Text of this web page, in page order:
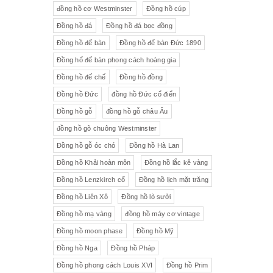
đồng hồ cơ Westminster Đồng hồ cúp
Đồng hồ đá Đồng hồ đá bọc đồng
Đồng hồ để bàn Đồng hồ để bàn Đức 1890
Đồng hổ để bàn phong cách hoàng gia
Đồng hồ đế chế Đồng hồ đồng
Đồng hồ Đức đồng hồ Đức cổ điển
Đồng hồ gỗ đồng hồ gỗ châu Âu
đồng hồ gõ chuông Westminster
Đồng hồ gỗ óc chó Đồng hồ Hà Lan
Đồng hồ Khải hoàn môn Đồng hồ lắc kê vàng
Đồng hồ Lenzkirch cổ Đồng hồ lịch mặt trăng
Đồng hồ Liên Xô Đồng hồ lò sưởi
Đồng hồ mạ vàng đồng hồ máy cơ vintage
Đồng hồ moon phase Đồng hồ Mỹ
Đồng hồ Nga Đồng hồ Pháp
Đồng hồ phong cách Louis XVI Đồng hồ Prim